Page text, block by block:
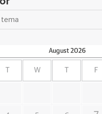
August 2026
W F